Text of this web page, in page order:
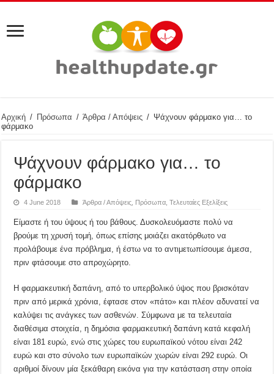
Αρχική / Πρόσωπα / Άρθρα / Απόψεις / Ψάχνουν φάρμακο για… το
φάρμακο
Ψάχνουν φάρμακο για… το
φάρμακο
4 June 2018 Άρθρα / Απόψεις Πρόσωπα ,Τελευταίες Εξελίξεις
Είμαστε ή του ύψους ή του βάθους. Δυσκολευόμαστε πολύ να
βρούμε τη χρυσή τομή, όπως επίσης μοιάζει ακατόρθωτο να
προλάβουμε ένα πρόβλημα, ή έστω να το αντιμετωπίσουμε άμεσα,
πριν φτάσουμε στο απροχώρητο.
Η φαρμακευτική δαπάνη, από το υπερβολικό ύψος που βρισκόταν
πριν από μερικά χρόνια, έφτασε στον «πάτο» και πλέον αδυνατεί να
καλύψει τις ανάγκες των ασθενών. Σύμφωνα με τα τελευταία
διαθέσιμα στοιχεία, η δημόσια φαρμακευτική δαπάνη κατά κεφαλή
είναι 181 ευρώ, ενώ στις χώρες του ευρωπαϊκού νότου είναι 242
ευρώ και στο σύνολο των ευρωπαϊκών χωρών είναι 292 ευρώ. Οι
αριθμοί δίνουν μία ξεκάθαρη εικόνα για την κατάσταση στην οποία